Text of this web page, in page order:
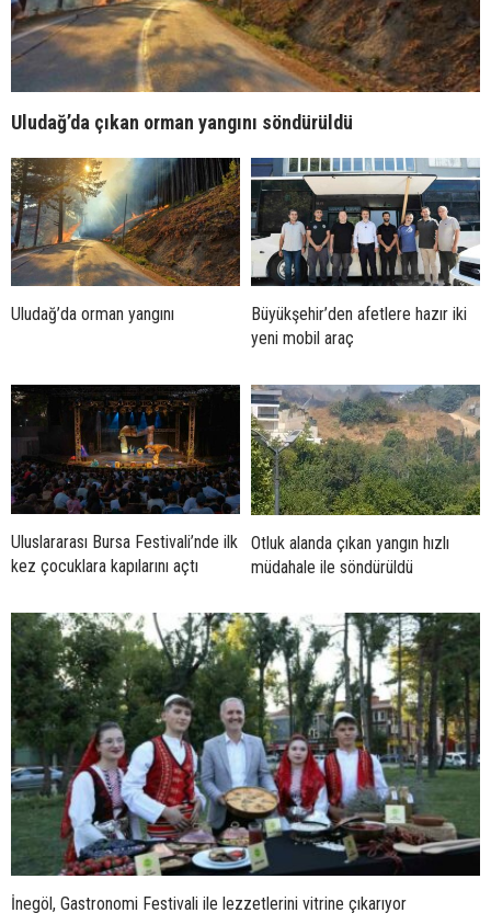
Uludağ’da çıkan orman yangını söndürüldü
Uludağ’da orman yangını
Büyükşehir’den afetlere hazır iki
yeni mobil araç
Uluslararası Bursa Festivali’nde ilk
kez çocuklara kapılarını açtı
Otluk alanda çıkan yangın hızlı
müdahale ile söndürüldü
İnegöl, Gastronomi Festivali ile lezzetlerini vitrine çıkarıyor